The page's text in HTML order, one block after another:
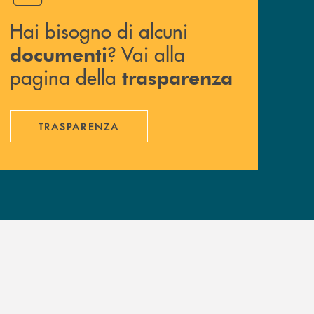
Hai bisogno di alcuni
documenti? Vai alla
pagina della trasparenza
TRASPARENZA